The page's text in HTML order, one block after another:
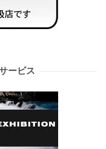
ービス